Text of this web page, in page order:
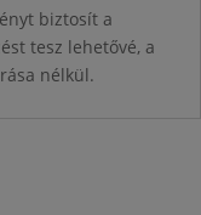
biztosít a
tesz lehetővé, a
nélkül.